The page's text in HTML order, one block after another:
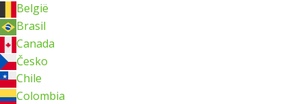
België
Brasil
Canada
Česko
Chile
Colombia